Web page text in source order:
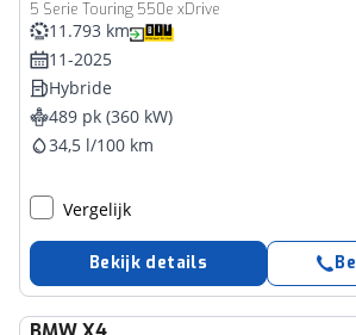
5 Serie Touring 550e xDrive
11.793 km
11-2025
Hybride
489 pk (360 kW)
34,5 l/100 km
Vergelijk
Bekijk details